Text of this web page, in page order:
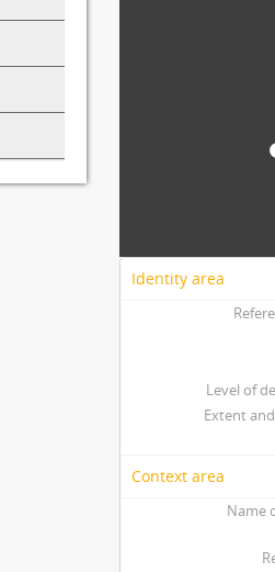
Identity area
Level of
Extent
Context area
Name